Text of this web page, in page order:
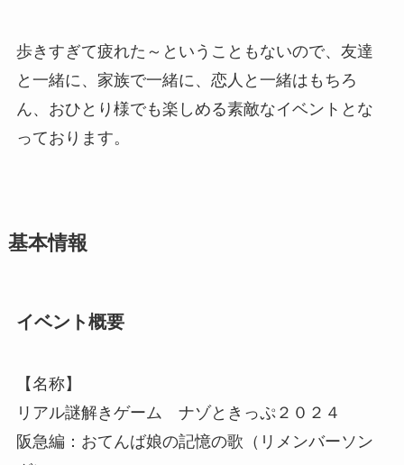
歩きすぎて疲れた～ということもないので、友達
と一緒に、家族で一緒に、恋人と一緒はもちろ
ん、おひとり様でも楽しめる素敵なイベントとな
っております。
基本情報
イベント概要
【名称】
リアル謎解きゲーム ナゾときっぷ２０２４
阪急編：おてんば娘の記憶の歌（リメンバーソン